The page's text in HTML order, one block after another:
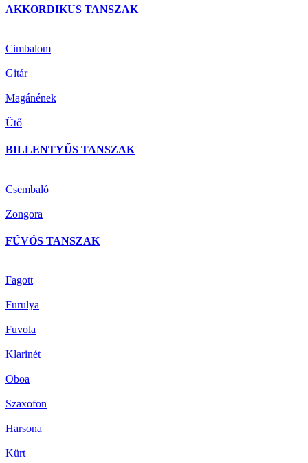
AKKORDIKUS TANSZAK
Cimbalom
Gitár
Magánének
Ütő
BILLENTYŰS TANSZAK
Csembaló
Zongora
FÚVÓS TANSZAK
Fagott
Furulya
Fuvola
Klarinét
Oboa
Szaxofon
Harsona
Kürt